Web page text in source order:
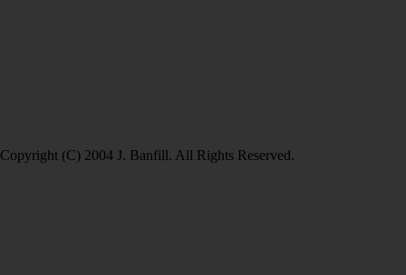
Copyright (C) 2004 J. Banfill. All Rights Reserved.